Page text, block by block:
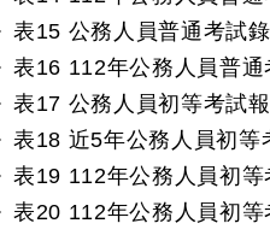
表15 公務人員普通考試
表16 112年公務人員普
表17 公務人員初等考試
表18 近5年公務人員初
表19 112年公務人員初
表20 112年公務人員初